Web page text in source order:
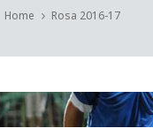
Home Rosa 2016-17